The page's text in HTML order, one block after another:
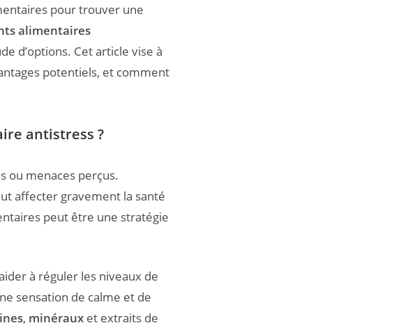
pour trouver une
alimentaires
d’options. Cet article vise à
potentiels, et comment
antistress ?
ou menaces perçus.
affecter gravement la santé
peut être une stratégie
à réguler les niveaux de
sensation de calme et de
, minéraux et extraits de